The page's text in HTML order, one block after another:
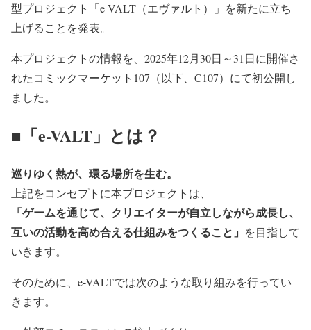
型プロジェクト「e-VALT（エヴァルト）」を新たに立ち
上げることを発表。
本プロジェクトの情報を、2025年12月30日～31日に開催さ
れたコミックマーケット107（以下、C107）にて初公開し
ました。
■「e-VALT」とは？
巡りゆく熱が、環る場所を生む。
上記をコンセプトに本プロジェクトは、
「ゲームを通じて、クリエイターが自立しながら成長し、
互いの活動を高め合える仕組みをつくること」 を目指して
いきます。
そのために、e-VALTでは次のような取り組みを行ってい
きます。